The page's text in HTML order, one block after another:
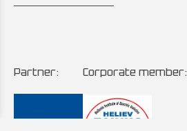
Partner: Corporate member: